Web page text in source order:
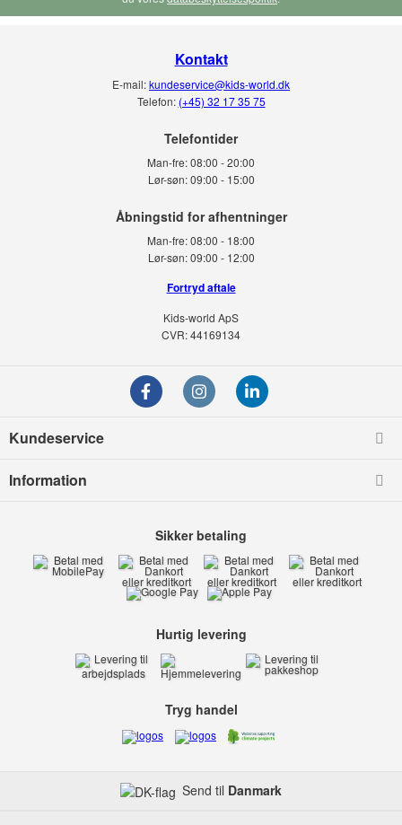
Kontakt
E-mail:kundeservice@kids-world.dk
Telefon: (+45) 32 17 35 75
Telefontider
Man-fre:08:00 - 20:00
Lør-søn: 09:00 - 15:00
Man-fre:08:00 - 18:00
Lør-søn:09:00 - 12:00
Fortryd aftale
Kids-world ApS
CVR: 44169134
Kundeservice
Information
Send til Danmark
Sikker betaling
Hurtig levering
Tryg handel